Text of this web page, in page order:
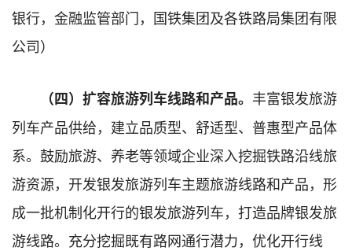
银行，金融监管部门，国铁集团及各铁路局集团有限
公司）
（四）扩容旅游列车线路和产品。 丰富银发旅游
列车产品供给，建立品质型、舒适型、普惠型产品体
系。鼓励旅游、养老等领域企业深入挖掘铁路沿线旅
游资源，开发银发旅游列车主题旅游线路和产品，形
成一批机制化开行的银发旅游列车，打造品牌银发旅
游线路。充分挖掘既有路网通行潜力，优化开行线